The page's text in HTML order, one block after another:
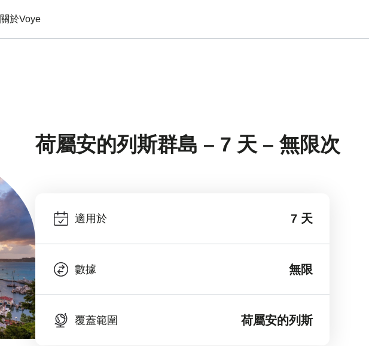
關於Voye
荷屬安的列斯群島 – 7 天 – 無限次
適用於 7 天
數據 無限
覆蓋範圍 荷屬安的列斯